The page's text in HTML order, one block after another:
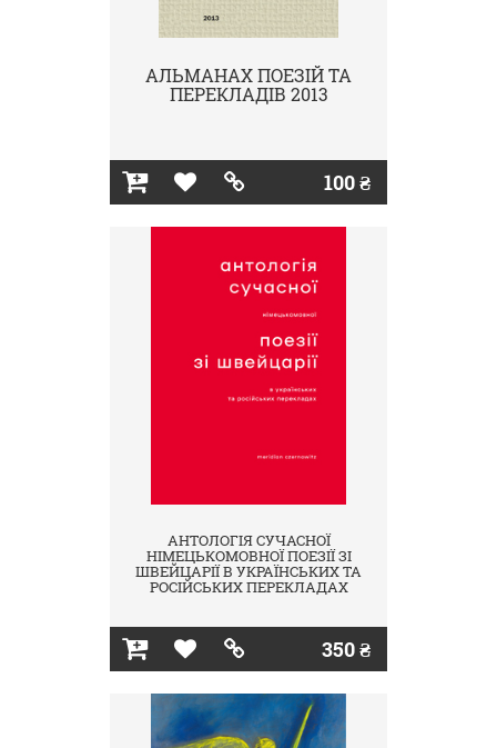
АЛЬМАНАХ ПОЕЗІЙ ТА
ПЕРЕКЛАДІВ 2013
100 ₴
АНТОЛОГІЯ СУЧАСНОЇ
НІМЕЦЬКОМОВНОЇ ПОЕЗІЇ ЗІ
ШВЕЙЦАРІЇ В УКРАЇНСЬКИХ ТА
РОСІЙСЬКИХ ПЕРЕКЛАДАХ
350 ₴